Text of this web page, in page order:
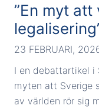
”En myt
23 FEBRUARI,
I en debattartikel i
myten att Sverige
av världen rör sig